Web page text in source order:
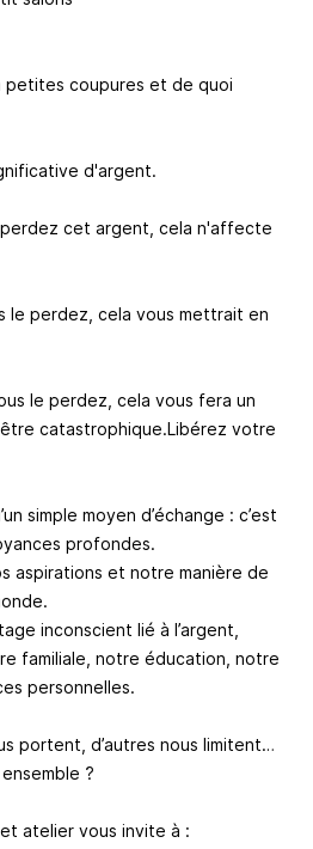
petites coupures et de quoi
d'argent.
cet argent, cela n'affecte
le perdez, cela vous mettrait en
le perdez, cela vous fera un
catastrophique.Libérez votre
simple moyen d’échange : c’est
profondes.
aspirations et notre manière de
inconscient lié à l’argent,
familiale, notre éducation, notre
personnelles.
portent, d’autres nous limitent…
?
atelier vous invite à :